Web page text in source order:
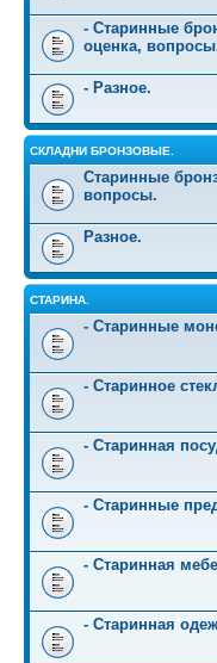
- Старинные
оценка,
- Разное.
СКЛАДНИ БРОНЗОВЫЕ.
Старинные
вопросы.
Разное.
СТАРИНА.
- Старинные
- Старинное
- Старинная
- Старинные
- Старинная
- Старинная